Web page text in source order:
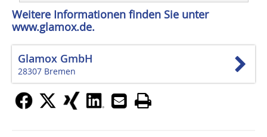
Weitere Informationen finden Sie unter
www.glamox.de.
Glamox GmbH
28307 Bremen